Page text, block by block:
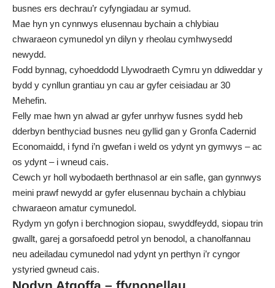
busnes ers dechrau’r cyfyngiadau ar symud.
Mae hyn yn cynnwys elusennau bychain a chlybiau
chwaraeon cymunedol yn dilyn y rheolau cymhwysedd
newydd.
Fodd bynnag, cyhoeddodd Llywodraeth Cymru yn ddiweddar y
bydd y cynllun grantiau yn cau ar gyfer ceisiadau ar 30
Mehefin.
Felly mae hwn yn alwad ar gyfer unrhyw fusnes sydd heb
dderbyn benthyciad busnes neu gyllid gan y Gronfa Cadernid
Economaidd, i fynd i’n gwefan i weld os ydynt yn gymwys – ac
os ydynt – i wneud cais.
Cewch yr holl wybodaeth berthnasol ar ein safle, gan gynnwys
meini prawf newydd ar gyfer elusennau bychain a chlybiau
chwaraeon amatur cymunedol.
Rydym yn gofyn i berchnogion siopau, swyddfeydd, siopau trin
gwallt, garej a gorsafoedd petrol yn benodol, a chanolfannau
neu adeiladau cymunedol nad ydynt yn perthyn i’r cyngor
ystyried gwneud cais.